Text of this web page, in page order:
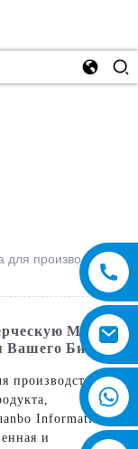
производства
Машину
Бизнеса
производства
Information
и